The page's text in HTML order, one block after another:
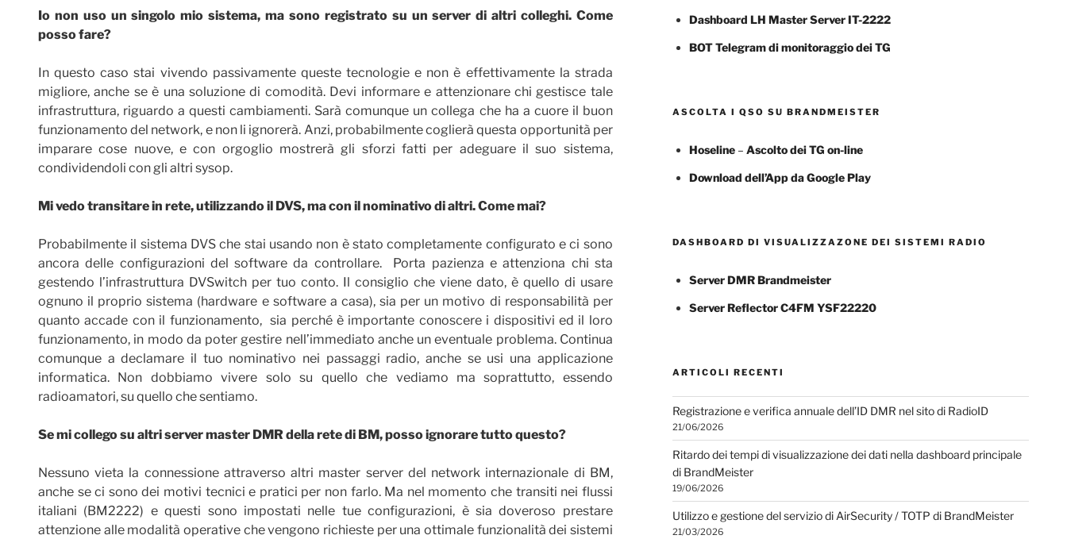
Io non uso un singolo mio sistema, ma sono registrato su un server di altri colleghi. Come
posso fare?
In questo caso stai vivendo passivamente queste tecnologie e non è effettivamente la strada
migliore, anche se è una soluzione di comodità. Devi informare e attenzionare chi gestisce tale
infrastruttura, riguardo a questi cambiamenti. Sarà comunque un collega che ha a cuore il buon
funzionamento del network, e non li ignorerà. Anzi, probabilmente coglierà questa opportunità per
imparare cose nuove, e con orgoglio mostrerà gli sforzi fatti per adeguare il suo sistema,
condividendoli con gli altri sysop.
Mi vedo transitare in rete, utilizzando il DVS, ma con il nominativo di altri. Come mai?
Probabilmente il sistema DVS che stai usando non è stato completamente configurato e ci sono
ancora delle configurazioni del software da controllare. Porta pazienza e attenziona chi sta
gestendo l’infrastruttura DVSwitch per tuo conto. Il consiglio che viene dato, è quello di usare
ognuno il proprio sistema (hardware e software a casa), sia per un motivo di responsabilità per
quanto accade con il funzionamento, sia perché è importante conoscere i dispositivi ed il loro
funzionamento, in modo da poter gestire nell’immediato anche un eventuale problema. Continua
comunque a declamare il tuo nominativo nei passaggi radio, anche se usi una applicazione
informatica. Non dobbiamo vivere solo su quello che vediamo ma soprattutto, essendo
radioamatori, su quello che sentiamo.
Se mi collego su altri server master DMR della rete di BM, posso ignorare tutto questo?
Nessuno vieta la connessione attraverso altri master server del network internazionale di BM,
anche se ci sono dei motivi tecnici e pratici per non farlo. Ma nel momento che transiti nei flussi
italiani (BM2222) e questi sono impostati nelle tue configurazioni, è sia doveroso prestare
attenzione alle modalità operative che vengono richieste per una ottimale funzionalità dei sistemi
Dashboard LH Master Server IT-2222
BOT Telegram di monitoraggio dei TG
ASCOLTA I QSO SU BRANDMEISTER
Hoseline– Ascolto dei TG on-line
Download dell’App da Google Play
DASHBOARD DI VISUALIZZAZONE DEI SISTEMI RADIO
Server DMR Brandmeister
Server Reflector C4FM YSF22220
ARTICOLI RECENTI
Registrazione e verifica annuale dell’ID DMR nel sito di RadioID
21/06/2026
Ritardo dei tempi di visualizzazione dei dati nella dashboard principale
di BrandMeister
19/06/2026
Utilizzo e gestione del servizio di AirSecurity / TOTP di BrandMeister
21/03/2026